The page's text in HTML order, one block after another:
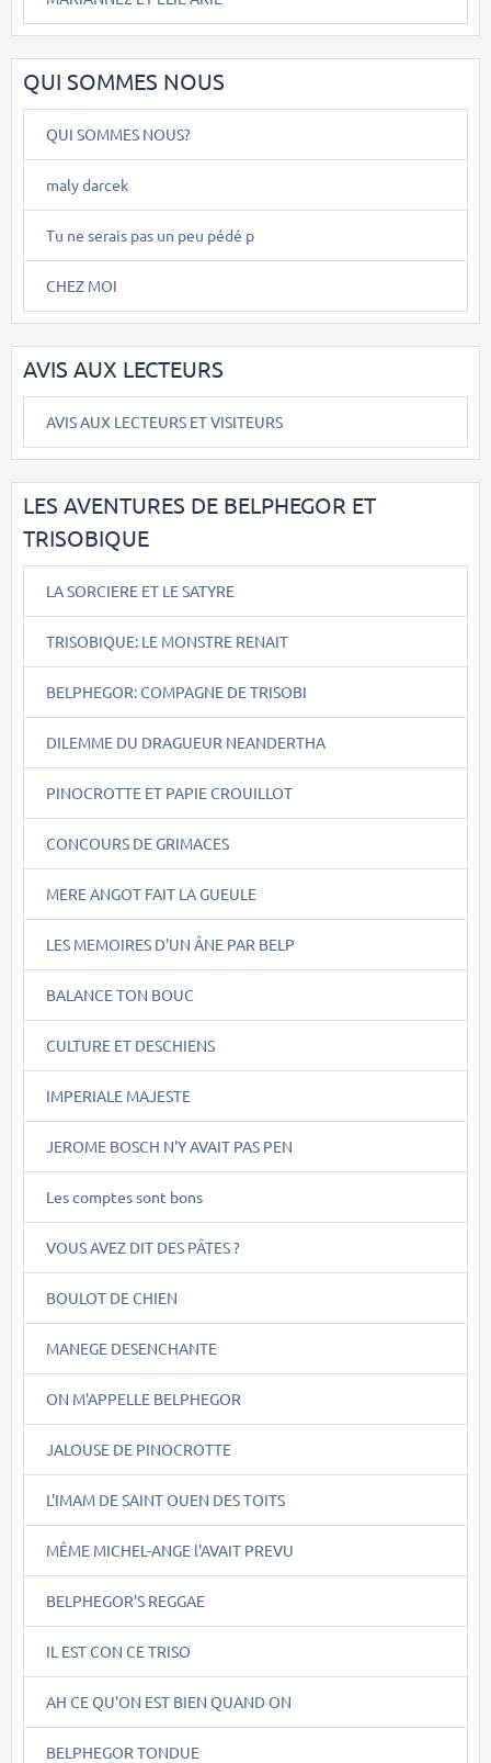
QUI SOMMES NOUS
QUI SOMMES NOUS?
maly darcek
Tu ne serais pas un peu pédé p
CHEZ MOI
AVIS AUX LECTEURS
AVIS AUX LECTEURS ET VISITEURS
LES AVENTURES DE BELPHEGOR ET
TRISOBIQUE
LA SORCIERE ET LE SATYRE
TRISOBIQUE: LE MONSTRE RENAIT
BELPHEGOR: COMPAGNE DE TRISOBI
DILEMME DU DRAGUEUR NEANDERTHA
PINOCROTTE ET PAPIE CROUILLOT
CONCOURS DE GRIMACES
MERE ANGOT FAIT LA GUEULE
LES MEMOIRES D'UN ÂNE PAR BELP
BALANCE TON BOUC
CULTURE ET DESCHIENS
IMPERIALE MAJESTE
JEROME BOSCH N'Y AVAIT PAS PEN
Les comptes sont bons
VOUS AVEZ DIT DES PÂTES ?
BOULOT DE CHIEN
MANEGE DESENCHANTE
ON M'APPELLE BELPHEGOR
JALOUSE DE PINOCROTTE
L'IMAM DE SAINT OUEN DES TOITS
MÊME MICHEL-ANGE l'AVAIT PREVU
BELPHEGOR'S REGGAE
IL EST CON CE TRISO
AH CE QU'ON EST BIEN QUAND ON
BELPHEGOR TONDUE